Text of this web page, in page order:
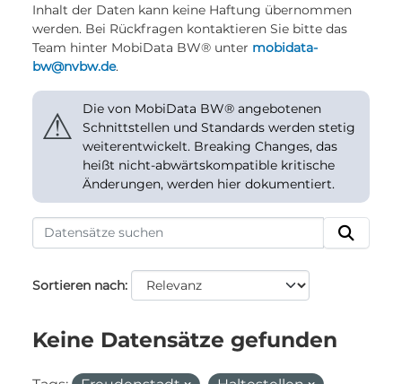
Inhalt der Daten kann keine Haftung übernommen
werden. Bei Rückfragen kontaktieren Sie bitte das
Team hinter MobiData BW® unter mobidata-
bw@nvbw.de.
⚠
Die von MobiData BW® angebotenen
Schnittstellen und Standards werden stetig
weiterentwickelt. Breaking Changes, das
heißt nicht-abwärtskompatible kritische
Änderungen, werden hier dokumentiert.
Sortieren nach
Keine Datensätze gefunden